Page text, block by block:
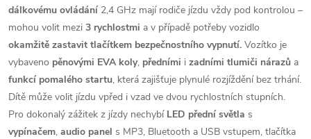
dálkovému ovládání 2,4 GHz mají rodiče jízdu vždy pod kontrolou –
mohou volit mezi 3 rychlostmi a v případě potřeby vozidlo
okamžitě zastavit tlačítkem bezpečnostního vypnutí. Vozítko je
vybaveno pěnovými EVA koly, předními i zadními tlumiči nárazů a
funkcí pomalého startu, která zajišťuje plynulé rozjíždění bez trhání.
Dítě může volit jízdu vpřed i vzad ve dvou rychlostních stupních.
Pro dokonalý zážitek z jízdy nechybí LED přední světla s
vypínačem, audio panel s MP3, Bluetooth a USB vstupem, tlačítka